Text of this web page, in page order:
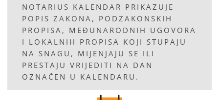
NOTARIUS KALENDAR PRIKAZUJE
POPIS ZAKONA, PODZAKONSKIH
PROPISA, MEĐUNARODNIH UGOVORA
I LOKALNIH PROPISA KOJI STUPAJU
NA SNAGU, MIJENJAJU SE ILI
PRESTAJU VRIJEDITI NA DAN
OZNAČEN U KALENDARU.